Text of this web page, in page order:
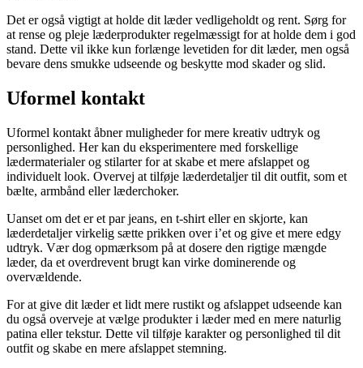
Det er også vigtigt at holde dit læder vedligeholdt og rent. Sørg for
at rense og pleje læderprodukter regelmæssigt for at holde dem i god
stand. Dette vil ikke kun forlænge levetiden for dit læder, men også
bevare dens smukke udseende og beskytte mod skader og slid.
Uformel kontakt
Uformel kontakt åbner muligheder for mere kreativ udtryk og
personlighed. Her kan du eksperimentere med forskellige
lædermaterialer og stilarter for at skabe et mere afslappet og
individuelt look. Overvej at tilføje læderdetaljer til dit outfit, som et
bælte, armbånd eller læderchoker.
Uanset om det er et par jeans, en t-shirt eller en skjorte, kan
læderdetaljer virkelig sætte prikken over i’et og give et mere edgy
udtryk. Vær dog opmærksom på at dosere den rigtige mængde
læder, da et overdrevent brugt kan virke dominerende og
overvældende.
For at give dit læder et lidt mere rustikt og afslappet udseende kan
du også overveje at vælge produkter i læder med en mere naturlig
patina eller tekstur. Dette vil tilføje karakter og personlighed til dit
outfit og skabe en mere afslappet stemning.